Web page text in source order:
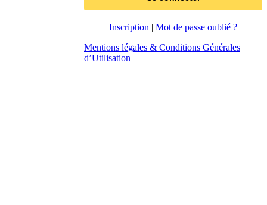
Inscription | Mot de passe oublié ?
Mentions légales & Conditions Générales
d’Utilisation